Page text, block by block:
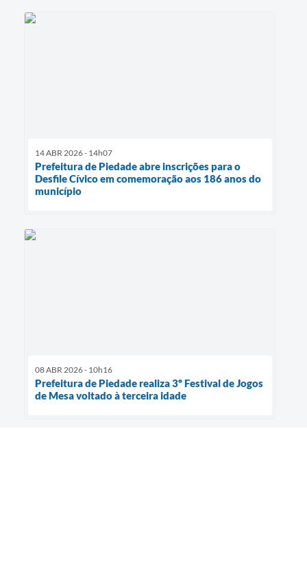
14 ABR 2026 - 14h07
Prefeitura de Piedade abre inscrições para o
Desfile Cívico em comemoração aos 186 anos do
município
08 ABR 2026 - 10h16
Prefeitura de Piedade realiza 3º Festival de Jogos
de Mesa voltado à terceira idade